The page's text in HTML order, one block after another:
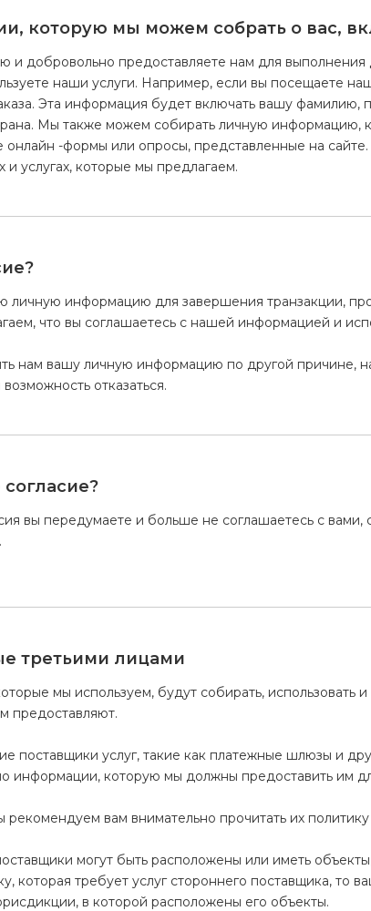
которую мы можем собрать о вас,
и добровольно предоставляете нам для
наши услуги. Например, если вы посещаете
Эта информация будет включать вашу
Мы также можем собирать личную информацию,
онлайн -формы или опросы, представленные на
​​услугах, которые мы предлагаем.
личную информацию для завершения транзакции,
что вы соглашаетесь с нашей информацией и
нам вашу личную информацию по другой
отказаться.
согласие?
вы передумаете и больше не соглашаетесь с
третьими лицами
мы используем, будут собирать,
предоставляют.
поставщики услуг, такие как платежные шлюзы и
информации, которую мы должны предоставить им
рекомендуем вам внимательно прочитать их
могут быть расположены или иметь
которая требует услуг стороннего поставщика,
в которой расположены его объекты.